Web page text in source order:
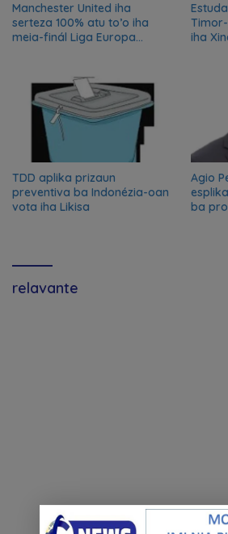
Manchester United iha
serteza 100% atu to’o iha
meia-finál Liga Europa
Timor-
iha
TDD aplika prizaun
preventiva ba Indonézia-oan
vota iha Likisa
Agio
ba
relavante